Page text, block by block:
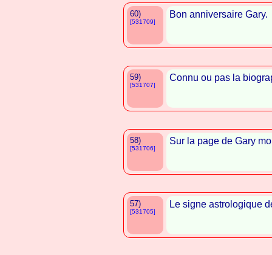
60)
[531709]
Bon anniversaire Gary.
59)
[531707]
Connu ou pas la
58)
[531706]
Sur la page de Gary
57)
[531705]
Le signe astrologique